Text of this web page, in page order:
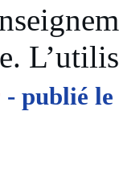
- publié le